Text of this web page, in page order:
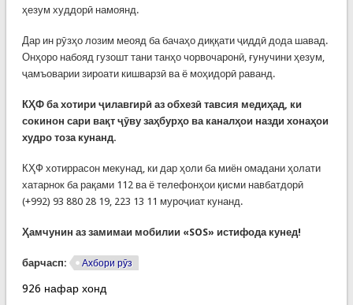
ҳезум худдорӣ намоянд.
Дар ин рӯзҳо лозим меояд ба бачаҳо диққати ҷиддӣ дода шавад.
Онҳоро набояд гузошт тани танҳо чорвочаронӣ, ғунучини ҳезум,
ҷамъоварии зироати кишварзӣ ва ё моҳидорӣ раванд.
КҲФ ба хотири ҷилавгирӣ аз обхезӣ тавсия медиҳад, ки
сокинон сари вақт ҷӯву заҳбурҳо ва каналҳои назди хонаҳои
худро тоза кунанд.
КҲФ хотиррасон мекунад, ки дар ҳоли ба миён омадани ҳолати
хатарнок ба рақами 112 ва ё телефонҳои қисми навбатдорӣ
(+992) 93 880 28 19, 223 13 11 муроҷиат кунанд.
Ҳамчунин аз замимаи мобилии «SOS» истифода кунед!
барчасп: Ахбори рӯз
926 нафар хонд